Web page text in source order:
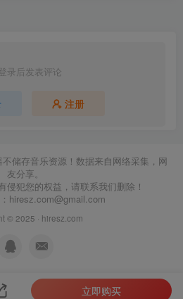
录后发表评论
注册
储存音乐资源！数据来自网络采集，网
友分享。
侵犯您的权益，请联系我们删除！
hiresz.com@gmail.com
© 2025 · hiresz.com
立即购买